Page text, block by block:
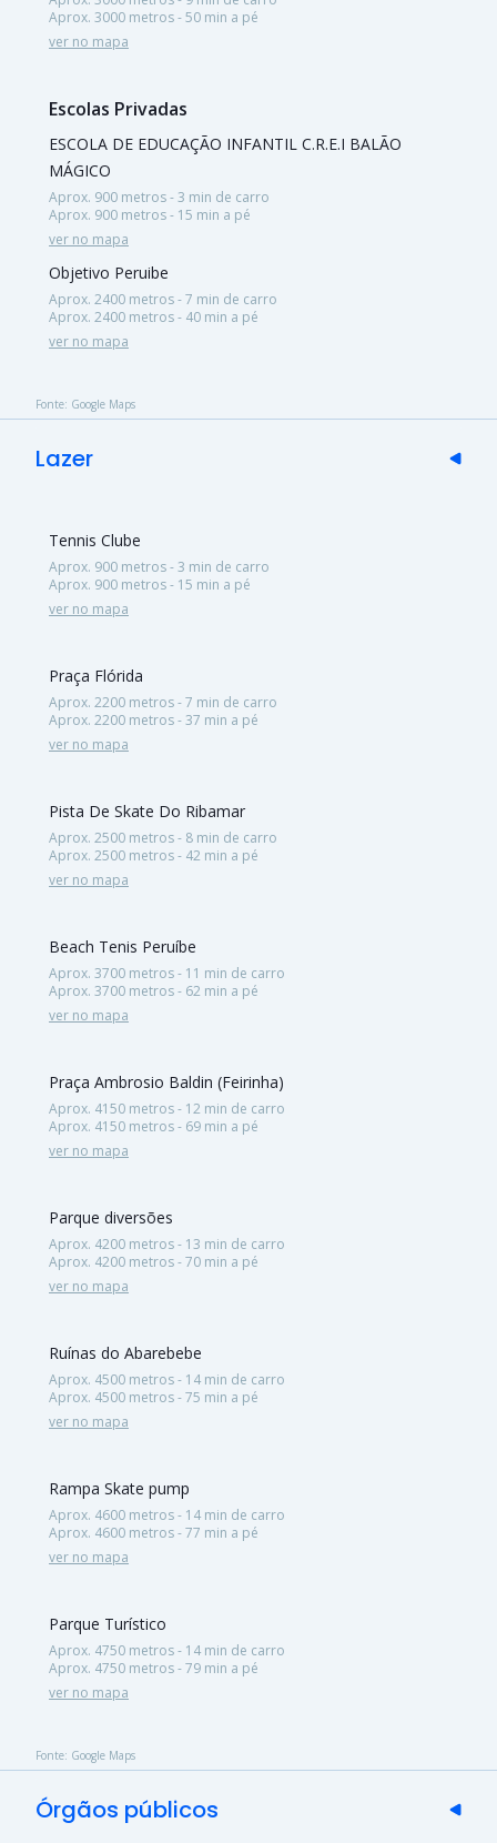
Aprox. 3000 metros - 50 min a pé
ver no mapa
Escolas Privadas
ESCOLA DE EDUCAÇÃO INFANTIL C.R.E.I BALÃO
MÁGICO
Aprox. 900 metros - 3 min de carro
Aprox. 900 metros - 15 min a pé
ver no mapa
Objetivo Peruibe
Aprox. 2400 metros - 7 min de carro
Aprox. 2400 metros - 40 min a pé
ver no mapa
Fonte: Google Maps
Lazer
Tennis Clube
Aprox. 900 metros - 3 min de carro
Aprox. 900 metros - 15 min a pé
ver no mapa
Praça Flórida
Aprox. 2200 metros - 7 min de carro
Aprox. 2200 metros - 37 min a pé
ver no mapa
Pista De Skate Do Ribamar
Aprox. 2500 metros - 8 min de carro
Aprox. 2500 metros - 42 min a pé
ver no mapa
Beach Tenis Peruíbe
Aprox. 3700 metros - 11 min de carro
Aprox. 3700 metros - 62 min a pé
ver no mapa
Praça Ambrosio Baldin (Feirinha)
Aprox. 4150 metros - 12 min de carro
Aprox. 4150 metros - 69 min a pé
ver no mapa
Parque diversões
Aprox. 4200 metros - 13 min de carro
Aprox. 4200 metros - 70 min a pé
ver no mapa
Ruínas do Abarebebe
Aprox. 4500 metros - 14 min de carro
Aprox. 4500 metros - 75 min a pé
ver no mapa
Rampa Skate pump
Aprox. 4600 metros - 14 min de carro
Aprox. 4600 metros - 77 min a pé
ver no mapa
Parque Turístico
Aprox. 4750 metros - 14 min de carro
Aprox. 4750 metros - 79 min a pé
ver no mapa
Fonte: Google Maps
Órgãos públicos